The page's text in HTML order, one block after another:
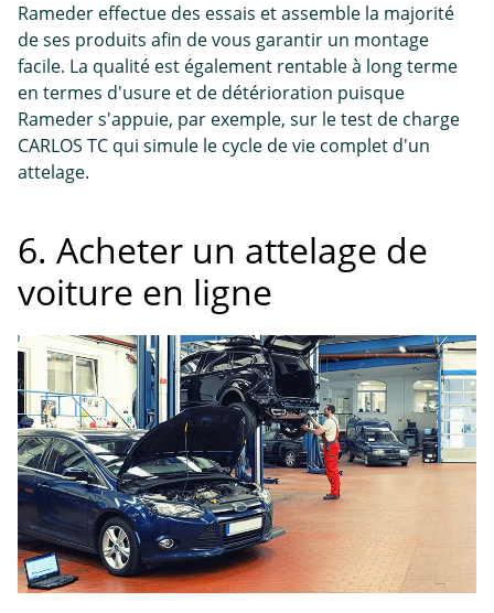
Rameder effectue des essais et assemble la majorité
de ses produits afin de vous garantir un montage
facile. La qualité est également rentable à long terme
en termes d'usure et de détérioration puisque
Rameder s'appuie, par exemple, sur le test de charge
CARLOS TC qui simule le cycle de vie complet d'un
attelage.
6. Acheter un attelage de
voiture en ligne